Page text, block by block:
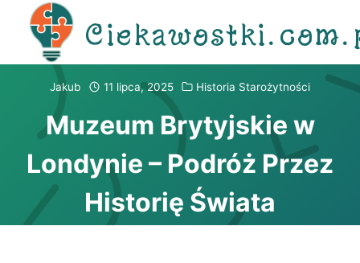
Przejdź
Jakub 11 lipca, 2025 Historia Starożytności
Muzeum Brytyjskie w
Londynie – Podróż Przez
Historię Świata